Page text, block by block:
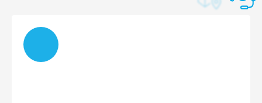
Táto recenzia bola preložená automaticky pomocou
Google Translate
Načítam